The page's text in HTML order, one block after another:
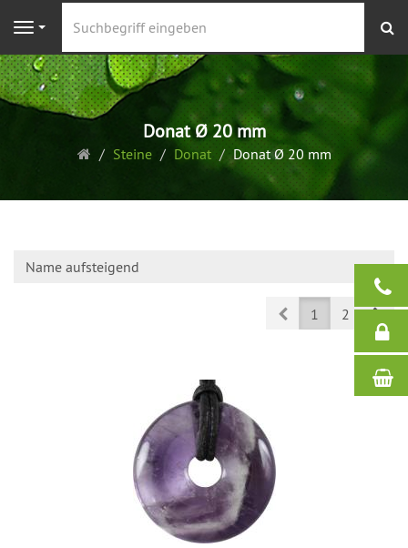
Navigation
Donat Ø 20 mm
Startseite
Steine Donat Donat Ø 20 mm
Name aufsteigend
Prev1 2